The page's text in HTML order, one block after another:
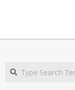
03-